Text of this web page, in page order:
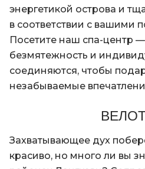
энергетикой острова и
в соответствии с вашими
Посетите наш спа-центр —
безмятежность и
соединяются, чтобы
незабываемые
Захватывающее дух
красиво, но много ли вы